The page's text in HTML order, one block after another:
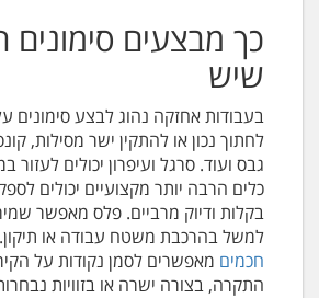
כך מבצעים סימונים
שיש
בעבודות אחזקה נהוג לבצע סימונים
לחתוך נכון או להתקין ישר מסילות,
גבס ועוד. סרגל ועיפרון יכולים לעזור
כלים הרבה יותר מקצועיים יכולים
בקלות ודיוק מרביים. פלס מאפשר
למשל בהרכבת משטח עבודה או תיקון.
חכמים מאפשרים לסמן נקודות על
התקרה, בצורה ישרה או בזוויות